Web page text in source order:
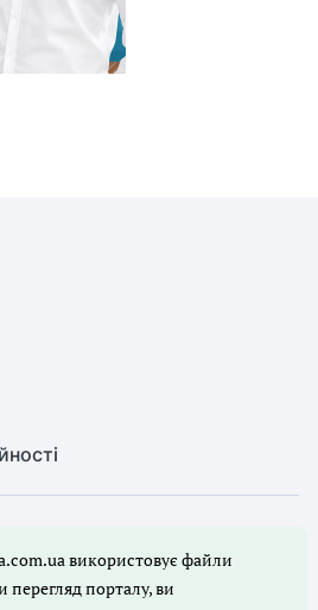
будь-яких матеріалів порталу,
оглядів допускаються лише
порталу.
використовує файли
порталу, ви